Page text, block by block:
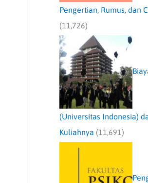
Pengertian, Rumus, dan
(11,726)
(Universitas Indonesia)
Kuliahnya (11,691)